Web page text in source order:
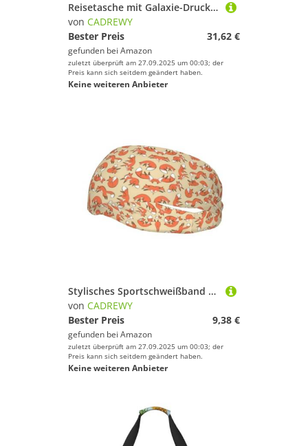
Reisetasche mit Galaxie-Druck, großes Fassungsvermögen, stilvolle Wochenendtasche für Outdoor-Aktivitäten
von CADREWY
Bester Preis
31,62 €
gefunden bei Amazon
zuletzt überprüft am 27.09.2025 um 00:03; der
Preis kann sich seitdem geändert haben.
Keine weiteren Anbieter
Stylisches Sportschweißband mit vielen Füchsen, dehnbar, atmungsaktiv und feuchtigkeitsableitend, Stirnband für das Fitnessstudio
von CADREWY
Bester Preis
9,38 €
gefunden bei Amazon
zuletzt überprüft am 27.09.2025 um 00:03; der
Preis kann sich seitdem geändert haben.
Keine weiteren Anbieter